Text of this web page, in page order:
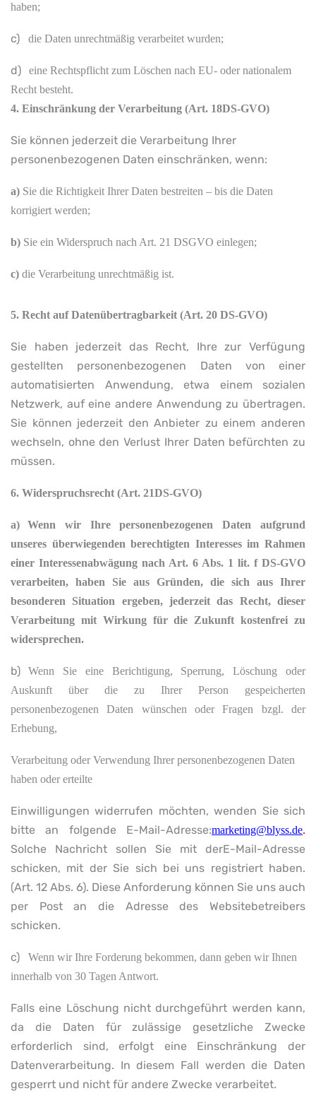
haben;
c) die Daten unrechtmäßig verarbeitet wurden;
d)
eine Rechtspflicht zum Löschen nach EU- oder nationalem
Recht besteht.
4. Einschränkung der Verarbeitung (Art. 18DS-GVO)
Sie können jederzeit die Verarbeitung Ihrer
personenbezogenen Daten einschränken, wenn:
a) Sie die Richtigkeit Ihrer Daten bestreiten – bis die Daten
korrigiert werden;
b) Sie ein Widerspruch nach Art. 21 DSGVO einlegen;
c) die Verarbeitung unrechtmäßig ist.
5. Recht auf Datenübertragbarkeit (Art. 20 DS-GVO)
Sie haben jederzeit das Recht, Ihre zur Verfügung
gestellten personenbezogenen Daten von einer
automatisierten Anwendung, etwa einem sozialen
Netzwerk, auf eine andere Anwendung zu übertragen.
Sie können jederzeit den Anbieter zu einem anderen
wechseln, ohne den Verlust Ihrer Daten befürchten zu
müssen.
6. Widerspruchsrecht (Art. 21DS-GVO)
a)
Wenn wir Ihre personenbezogenen Daten aufgrund
unseres überwiegenden berechtigten Interesses im Rahmen
einer Interessenabwägung nach Art. 6 Abs. 1 lit. f DS-GVO
verarbeiten, haben Sie aus Gründen, die sich aus Ihrer
besonderen Situation ergeben, jederzeit das Recht, dieser
Verarbeitung mit Wirkung für die Zukunft kostenfrei zu
widersprechen.
b)
Wenn Sie eine Berichtigung, Sperrung, Löschung oder
Auskunft über die zu Ihrer Person gespeicherten
personenbezogenen Daten wünschen oder Fragen bzgl. der
Erhebung,
Verarbeitung oder Verwendung Ihrer personenbezogenen Daten
haben oder erteilte
Einwilligungen widerrufen möchten, wenden Sie sich
bitte an folgende E-Mail-Adresse:marketing@blyss.de.
Solche Nachricht sollen Sie mit derE-Mail-Adresse
schicken, mit der Sie sich bei uns registriert haben.
(Art. 12 Abs. 6). Diese Anforderung können Sie uns auch
per Post an die Adresse des Websitebetreibers
schicken.
c)
Wenn wir Ihre Forderung bekommen, dann geben wir Ihnen
innerhalb von 30 Tagen Antwort.
Falls eine Löschung nicht durchgeführt werden kann,
da die Daten für zulässige gesetzliche Zwecke
erforderlich sind, erfolgt eine Einschränkung der
Datenverarbeitung. In diesem Fall werden die Daten
gesperrt und nicht für andere Zwecke verarbeitet.